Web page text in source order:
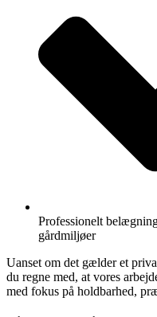
Professionelt
gårdmiljøer
Uanset om det gælder et
du regne med, at vores
med fokus på holdbarhed,